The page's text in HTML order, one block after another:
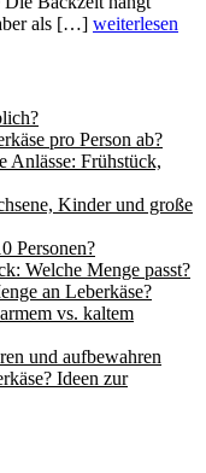
als […] weiterlesen
pro Person ab?
Anlässe: Frühstück,
Kinder und große
Personen?
Welche Menge passt?
an Leberkäse?
vs. kaltem
und aufbewahren
Ideen zur